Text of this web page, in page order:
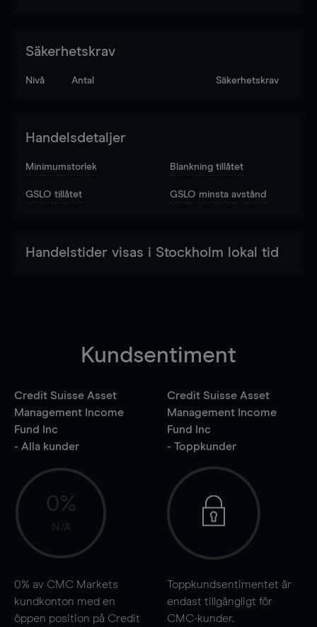
Säkerhetskrav
Nivå Antal Säkerhetskrav
Handelsdetaljer
Minimumstorlek Blankning tillåtet
GSLO tillåtet GSLO minsta avstånd
Handelstider visas i Stockholm lokal tid
Kundsentiment
Credit Suisse Asset
Management Income
Fund Inc
- Alla kunder
0%
N/A
0% av CMC Markets
kundkonton med en
öppen position på Credit
Credit Suisse Asset
Management Income
Fund Inc
- Toppkunder
Toppkundsentimentet är
endast tillgängligt för
CMC-kunder.